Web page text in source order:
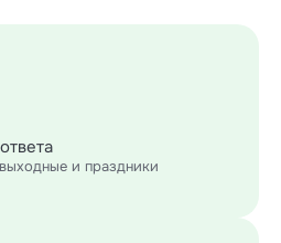
и праздники